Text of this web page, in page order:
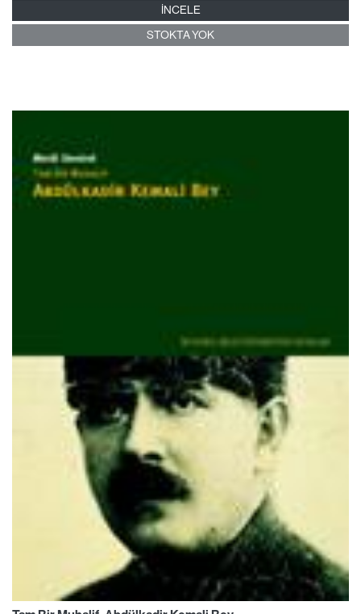
İNCELE
STOKTA YOK